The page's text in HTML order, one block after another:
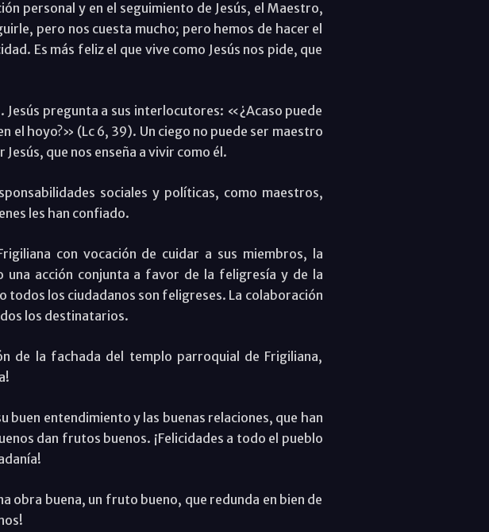
personal y en el seguimiento de Jesús, el Maestro,
pero nos cuesta mucho; pero hemos de hacer el
Es más feliz el que vive como Jesús nos pide, que
pregunta a sus interlocutores: «¿Acaso puede
el hoyo?» (Lc 6, 39). Un ciego no puede ser maestro
que nos enseña a vivir como él.
sociales y políticas, como maestros,
les han confiado.
con vocación de cuidar a sus miembros, la
una acción conjunta a favor de la feligresía y de la
todos los ciudadanos son feligreses. La colaboración
los destinatarios.
de la fachada del templo parroquial de Frigiliana,
buen entendimiento y las buenas relaciones, que han
dan frutos buenos. ¡Felicidades a todo el pueblo
obra buena, un fruto bueno, que redunda en bien de